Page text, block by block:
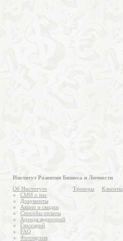
Институт Развития Бизнеса и Личности
Об Институте
СМИ о нас
Документы
Акции и скидки
Способы оплаты
Аренда аудиторий
Глоссарий
FAQ
Фотоархив
Тренеры Клиенты